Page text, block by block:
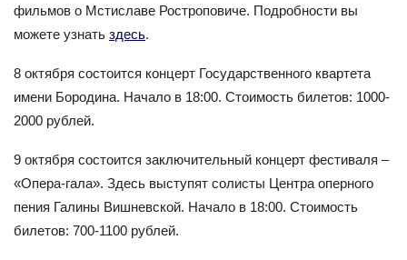
фильмов о Мстиславе Ростроповиче. Подробности вы
можете узнать здесь.
8 октября состоится концерт Государственного квартета
имени Бородина. Начало в 18:00. Стоимость билетов: 1000-
2000 рублей.
9 октября состоится заключительный концерт фестиваля –
«Опера-гала». Здесь выступят солисты Центра оперного
пения Галины Вишневской. Начало в 18:00. Стоимость
билетов: 700-1100 рублей.